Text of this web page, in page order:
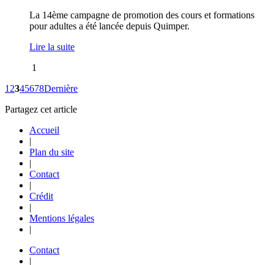
La 14ème campagne de promotion des cours et formations
pour adultes a été lancée depuis Quimper.
Lire la suite
1
12345678Dernière
Partagez cet article
Accueil
|
Plan du site
|
Contact
|
Crédit
|
Mentions légales
|
Contact
|